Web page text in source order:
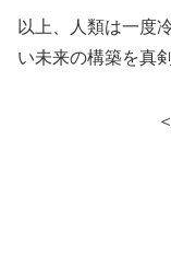
以上、人類は一度
い未来の構築を真